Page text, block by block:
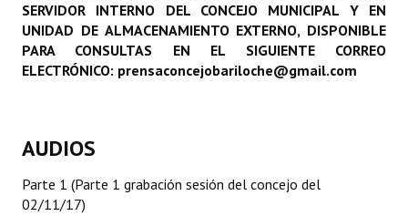
Concejales Mandato Cumplido
Programas
Carta Orgánica 2007
SERVIDOR INTERNO DEL CONCEJO MUNICIPAL Y EN
UNIDAD DE ALMACENAMIENTO EXTERNO, DISPONIBLE
PARA CONSULTAS EN EL SIGUIENTE CORREO
ELECTRÓNICO: prensaconcejobariloche@gmail.com
AUDIOS
Parte 1 (Parte 1 grabación sesión del concejo del
02/11/17)